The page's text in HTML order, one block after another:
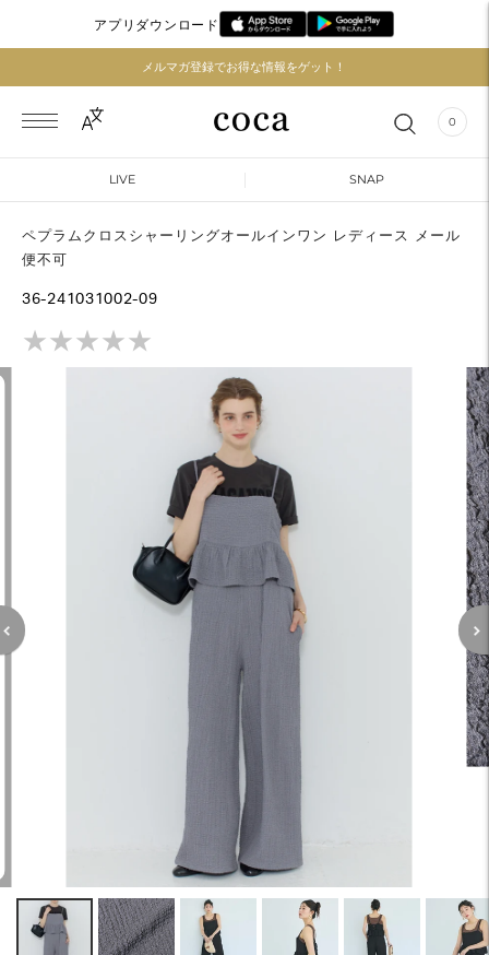
アプリダウンロード
メルマガ登録でお得な情報をゲット！
0
LIVE SNAP
ペプラムクロスシャーリングオールインワン レディース メール
便不可
36-241031002-09
★★★★★
★★★★★